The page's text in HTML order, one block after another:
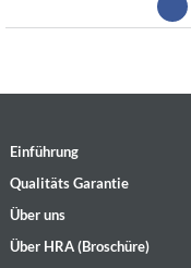
Einführung
Qualitäts Garantie
Über uns
Über HRA (Broschüre)